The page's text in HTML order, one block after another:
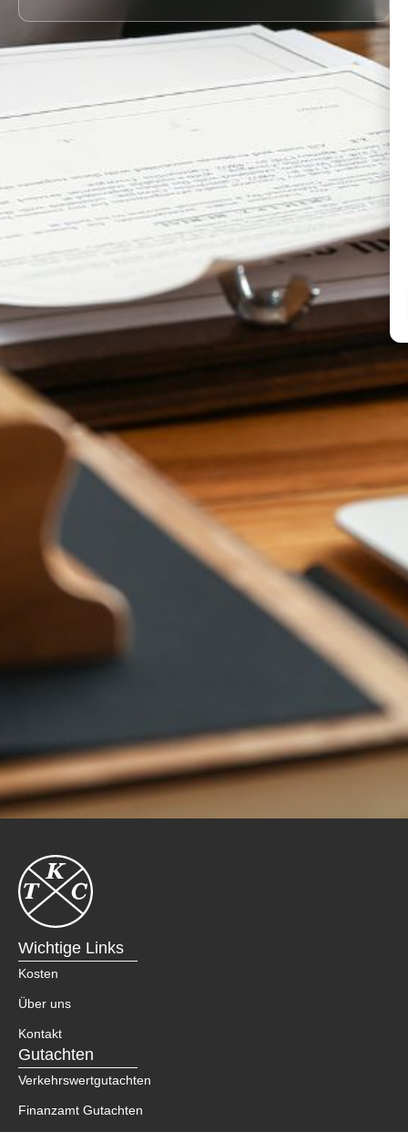
Wichtige Links
Kosten
Über uns
Kontakt
Gutachten
Verkehrswertgutachten
Finanzamt Gutachten